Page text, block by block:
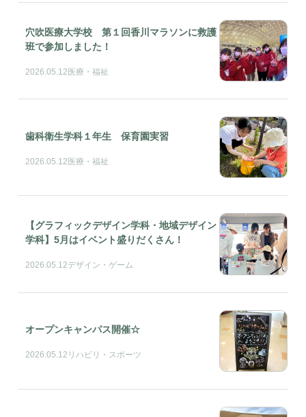
穴吹医療大学校 第１回香川マラソンに救護
班で参加しました！
2026.05.12 医療・福祉
歯科衛生学科１年生 保育園実習
2026.05.12医療・福祉
【グラフィックデザイン学科・地域デザイン
学科】5月はイベント盛りだくさん！
2026.05.12デザイン・ゲーム
オープンキャンパス開催☆
2026.05.12 リハビリ・スポーツ